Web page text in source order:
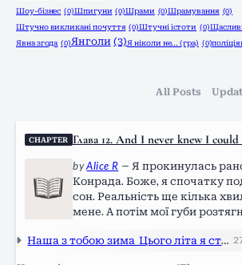
Шоу-бізнес (0)Шпигуни (0)Шрами (0)Шрамування (0)
Штучно викликані почуття (0)Штучні істоти (0)
Явна згода (0)Янголи (3)Я ніколи не... (гра) (0)
All Posts
CHAPTER Глава 12. And I never knew I
byAlice R — Я прокинулась
Конрада. Боже, я спочатку
сон. Реальність ще кілька
мене. А потім мої губи
тільки мріяти. Я обережно
Наша з тобою зима_Цього літа я стала вродливою_The Summer I Turned Pretty